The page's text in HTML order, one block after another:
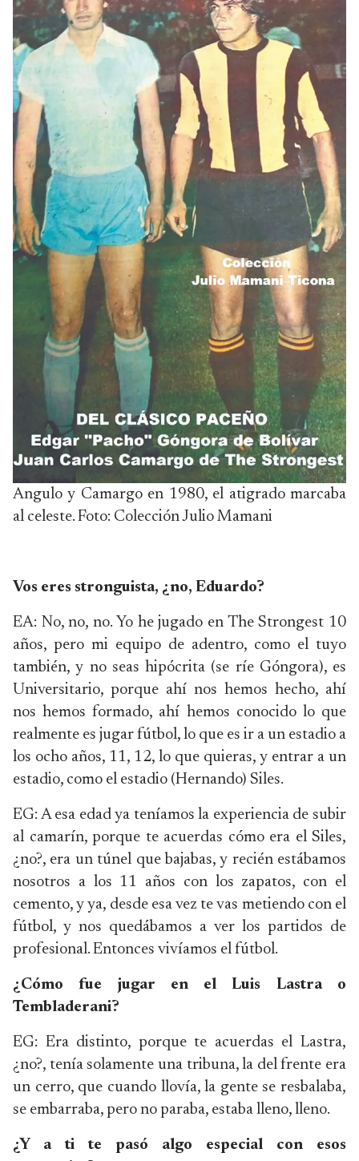
Angulo y Camargo en 1980, el atigrado marcaba
al celeste. Foto: Colección Julio Mamani
Vos eres stronguista, ¿no, Eduardo?
EA: No, no, no. Yo he jugado en The Strongest 10
años, pero mi equipo de adentro, como el tuyo
también, y no seas hipócrita (se ríe Góngora), es
Universitario, porque ahí nos hemos hecho, ahí
nos hemos formado, ahí hemos conocido lo que
realmente es jugar fútbol, lo que es ir a un estadio a
los ocho años, 11, 12, lo que quieras, y entrar a un
estadio, como el estadio (Hernando) Siles.
EG: A esa edad ya teníamos la experiencia de subir
al camarín, porque te acuerdas cómo era el Siles,
¿no?, era un túnel que bajabas, y recién estábamos
nosotros a los 11 años con los zapatos, con el
cemento, y ya, desde esa vez te vas metiendo con el
fútbol, y nos quedábamos a ver los partidos de
profesional. Entonces vivíamos el fútbol.
¿Cómo fue jugar en el Luis Lastra o
Tembladerani?
EG: Era distinto, porque te acuerdas el Lastra,
¿no?, tenía solamente una tribuna, la del frente era
un cerro, que cuando llovía, la gente se resbalaba,
se embarraba, pero no paraba, estaba lleno, lleno.
¿Y a ti te pasó algo especial con esos